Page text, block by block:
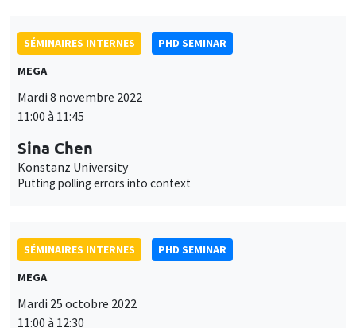
SÉMINAIRES INTERNES
PHD SEMINAR
MEGA
Mardi 8 novembre 2022
11:00 à 11:45
Sina Chen
Konstanz University
Putting polling errors into context
SÉMINAIRES INTERNES
PHD SEMINAR
MEGA
Mardi 25 octobre 2022
11:00 à 12:30